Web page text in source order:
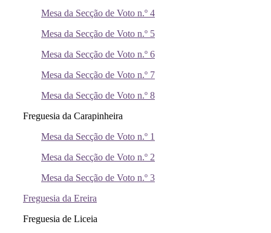
Mesa da Secção de Voto n.º 4
Mesa da Secção de Voto n.º 5
Mesa da Secção de Voto n.º 6
Mesa da Secção de Voto n.º 7
Mesa da Secção de Voto n.º 8
Freguesia da Carapinheira
Mesa da Secção de Voto n.º 1
Mesa da Secção de Voto n.º 2
Mesa da Secção de Voto n.º 3
Freguesia da Ereira
Freguesia de Liceia